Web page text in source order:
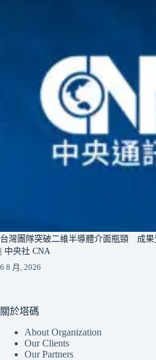
台灣團隊突破二維半導體介面瓶頸 成果
| 中央社 CNA
6 8 月, 2026
關於塔碼
About Organization
Our Clients
Our Partners